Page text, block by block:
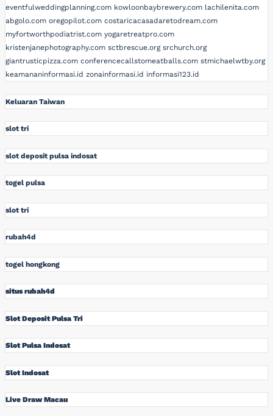
eventfulweddingplanning.com kowloonbaybrewery.com lachilenita.com
abgolo.com oregopilot.com costaricacasadaretodream.com
myfortworthpodiatrist.com yogaretreatpro.com
kristenjanephotography.com sctbrescue.org srchurch.org
giantrusticpizza.com conferencecallstomeatballs.com stmichaelwtby.org
keamananinformasi.id zonainformasi.id informasi123.id
Keluaran Taiwan
slot tri
slot deposit pulsa indosat
togel pulsa
slot tri
rubah4d
togel hongkong
situs rubah4d
Slot Deposit Pulsa Tri
Slot Pulsa Indosat
Slot Indosat
Live Draw Macau